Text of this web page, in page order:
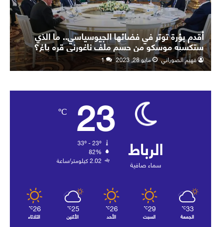
أقدم بؤرة توتر في فضائها الجيوسياسي.. ما الذي
ستكسبه موسكو من حسم ملف ناغورني قره باغ؟
فهيم الصوراني مايو 28, 2023 1
الرباط
سماء صافية
23
℃
82%
2.02 كيلومتر/ساعة
33
℃
الجمعة
29
℃
السبت
26
℃
الأحد
25
℃
الأثنين
26
℃
الثلاثاء